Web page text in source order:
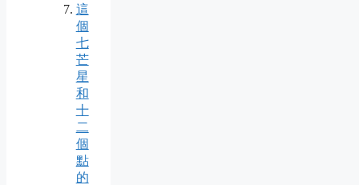
這
個
七
芒
星
和
十
二
個
點
的